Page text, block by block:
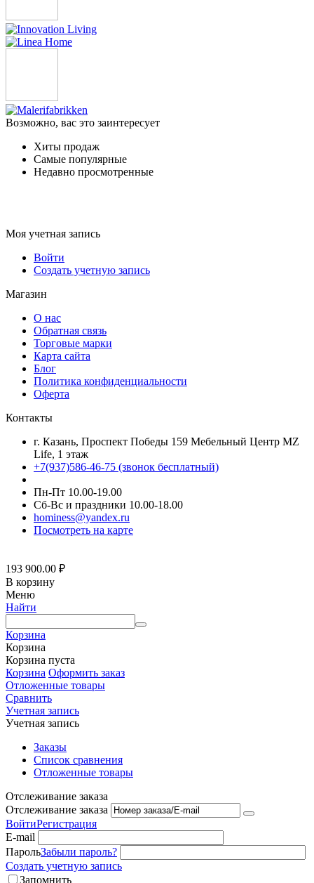
Возможно, вас это заинтересует
Хиты продаж
Самые популярные
Недавно просмотренные
Моя учетная запись
Войти
Создать учетную запись
Магазин
О нас
Обратная связь
Торговые марки
Карта сайта
Блог
Политика конфиденциальности
Оферта
Контакты
г. Казань, Проспект Победы 159 Мебельный Центр MZ
Life, 1 этаж
+7(937)586-46-75 (звонок бесплатный)
Пн-Пт 10.00-19.00
Сб-Вс и праздники 10.00-18.00
hominess@yandex.ru
Посмотреть на карте
193 900.00 ₽
В корзину
Меню
Найти
Корзина
Корзина
Корзина пуста
Корзина Оформить заказ
Отложенные товары
Сравнить
Учетная запись
Учетная запись
Заказы
Список сравнения
Отложенные товары
Отслеживание заказа
Отслеживание заказа
ВойтиРегистрация
E-mail
ПарольЗабыли пароль?
Создать учетную запись
Запомнить